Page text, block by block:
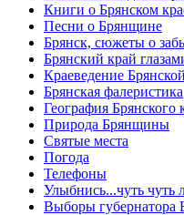
Книги о Брянском
Песни о Брянщине
Брянск, сюжеты о
Брянский край
Краеведение
Брянская фалеристика
География Брянского
Природа Брянщины
Святые места
Погода
Телефоны
Улыбнись...чуть чуть
Выборы губернатора